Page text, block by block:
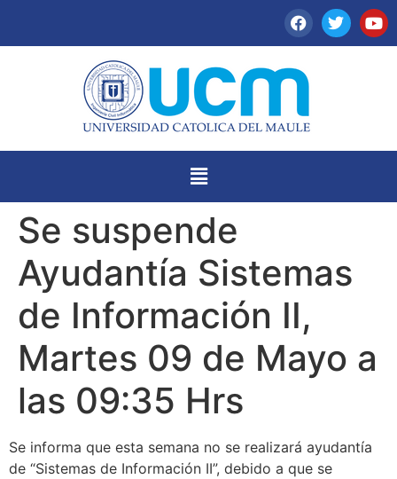
Se suspende
Ayudantía Sistemas
de Información II,
Martes 09 de Mayo a
las 09:35 Hrs
Se informa que esta semana no se realizará ayudantía
de “Sistemas de Información II”, debido a que se